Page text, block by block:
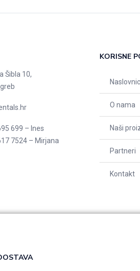
Šibla 10,
699 – Ines
7524 – Mirjana
KORISNE
O nama
Naši
Partneri
Kontakt